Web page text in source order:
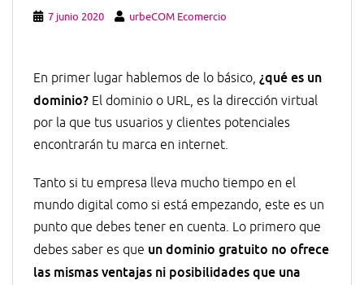
7 junio 2020 urbeCOM Ecomercio
En primer lugar hablemos de lo básico, ¿qué es un
dominio? El dominio o URL, es la dirección virtual
por la que tus usuarios y clientes potenciales
encontrarán tu marca en internet.
Tanto si tu empresa lleva mucho tiempo en el
mundo digital como si está empezando, este es un
punto que debes tener en cuenta. Lo primero que
debes saber es que un dominio gratuito no ofrece
las mismas ventajas ni posibilidades que una